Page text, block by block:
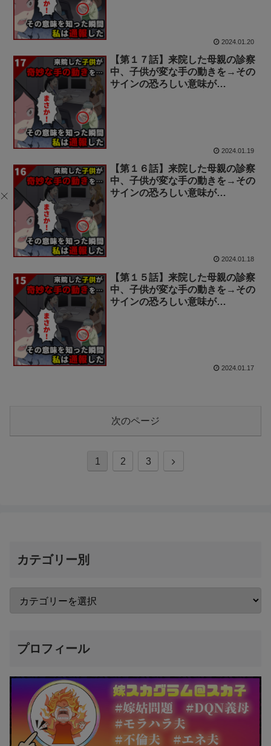
2024.01.20
【第１７話】来院した母親の診察
中、子供が変な手の動きを→その
サインの恐ろしい意味が…
2024.01.19
【第１６話】来院した母親の診察
中、子供が変な手の動きを→その
サインの恐ろしい意味が…
2024.01.18
【第１５話】来院した母親の診察
中、子供が変な手の動きを→その
サインの恐ろしい意味が…
2024.01.17
次のページ
1 2 3
次
カテゴリー別
プロフィール